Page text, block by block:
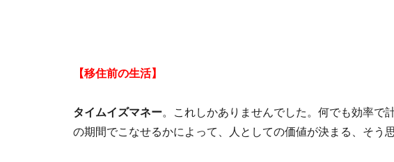
【移住前の生活】
タイムイズマネー。これしかありませんでした。何でも効率で
の期間でこなせるかによって、人としての価値が決まる、そう